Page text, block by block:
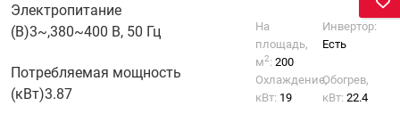
Электропитание
(В)3~,380~400 В, 50 Гц
Потребляемая мощность
(кВт)3.87
На
площадь,
м2:200
Инвертор:
Есть
Охлаждение,
кВт: 19
Обогрев,
кВт:22.4